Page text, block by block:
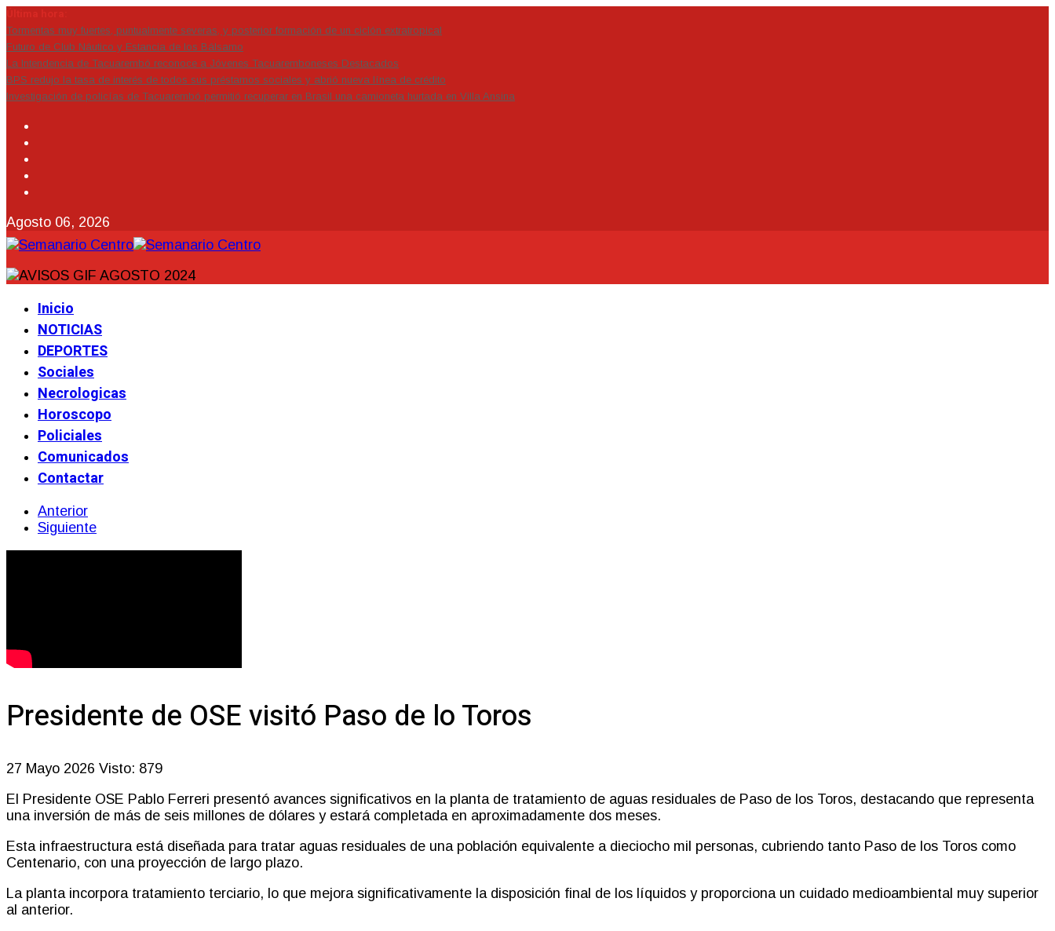
Tormentas muy fuertes, puntualmente severas, y posterior formación de un ciclón extratropical
Futuro de Club Náutico y Estancia de los Bálsamo
La Intendencia de Tacuarembó reconoce a Jóvenes Tacuaremboneses Destacados
BPS redujo la tasa de interés de todos sus préstamos sociales y abrió nueva línea de crédito
Investigación de policías de Tacuarembó permitió recuperar en Brasil una camioneta hurtada en Villa Ansina
Agosto 06, 2026
Inicio
NOTICIAS
DEPORTES
Sociales
Necrologicas
Horoscopo
Policiales
Comunicados
Contactar
Anterior
Siguiente
Presidente de OSE visitó Paso de lo Toros
27 Mayo 2026 Visto: 879
El Presidente OSE Pablo Ferreri presentó avances significativos en la planta de tratamiento de aguas residuales de Paso de los Toros, destacando que representa
una inversión de más de seis millones de dólares y estará completada en aproximadamente dos meses.
Esta infraestructura está diseñada para tratar aguas residuales de una población equivalente a dieciocho mil personas, cubriendo tanto Paso de los Toros como
Centenario, con una proyección de largo plazo.
La planta incorpora tratamiento terciario, lo que mejora significativamente la disposición final de los líquidos y proporciona un cuidado medioambiental muy superior
al anterior.